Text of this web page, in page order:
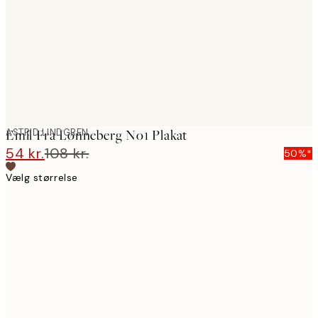
ASTRID LINDGREN
Emil Fra Lønneberg No1 Plakat
54 kr.108 kr.
50%*
Vælg størrelse